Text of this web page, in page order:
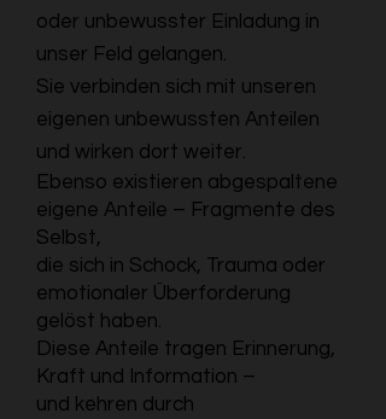
oder unbewusster Einladung in
unser Feld gelangen.
Sie verbinden sich mit unseren
eigenen unbewussten Anteilen
und wirken dort weiter.
Ebenso existieren abgespaltene
eigene Anteile – Fragmente des
Selbst,
die sich in Schock, Trauma oder
emotionaler Überforderung
gelöst haben.
Diese Anteile tragen Erinnerung,
Kraft und Information –
und kehren durch